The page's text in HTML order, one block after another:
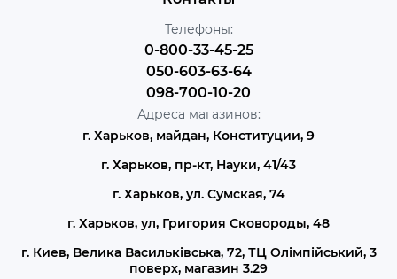
Телефоны:
0-800-33-45-25
050-603-63-64
098-700-10-20
Адреса магазинов:
г. Харьков, майдан, Конституции, 9
г. Харьков, пр-кт, Науки, 41/43
г. Харьков, ул. Сумская, 74
г. Харьков, ул, Григория Сковороды, 48
г. Киев, Велика Васильківська, 72, ТЦ Олімпійський, 3
поверх, магазин 3.29